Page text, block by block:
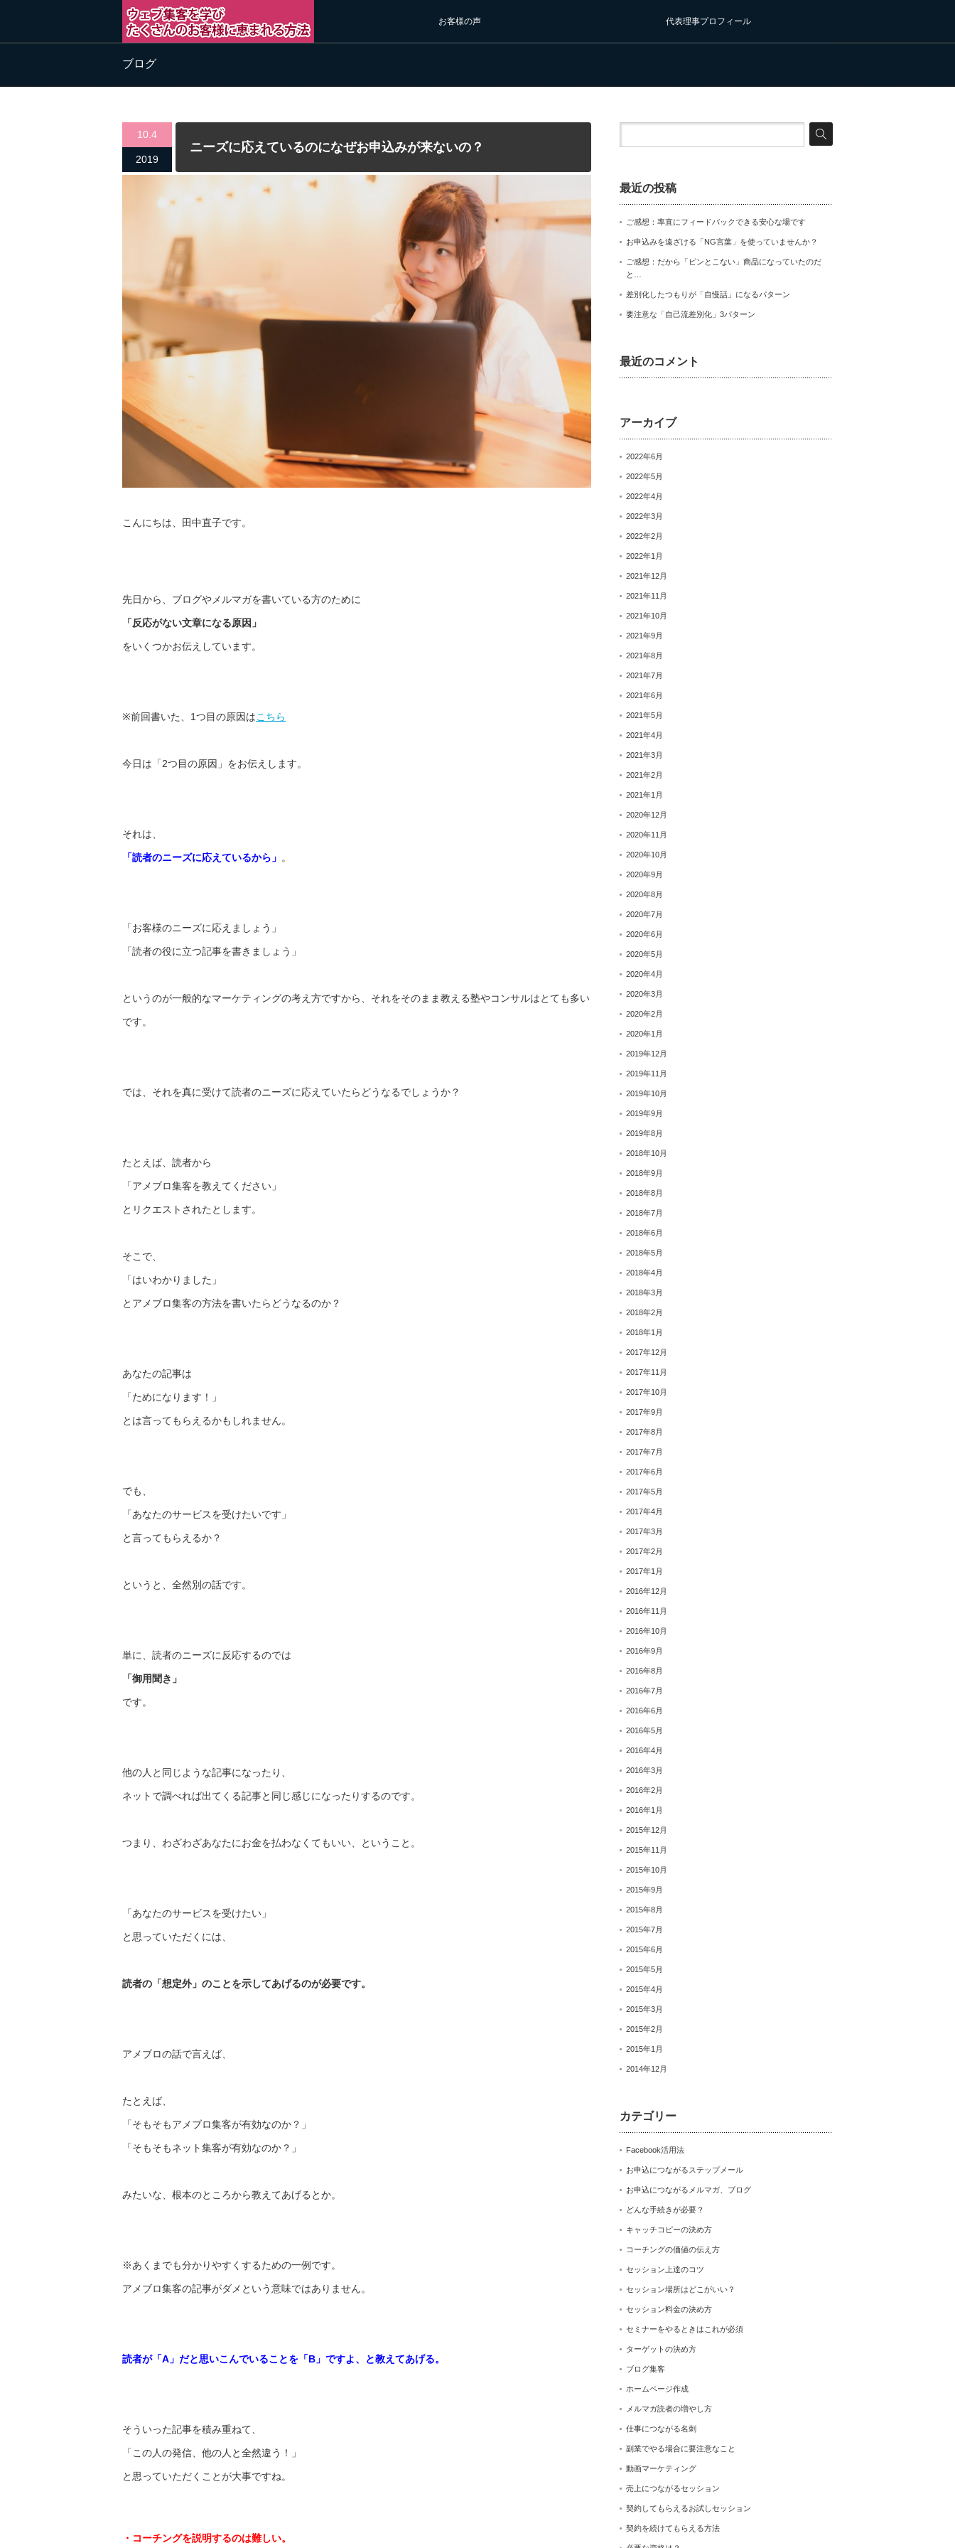
お客様の声 代表理事プロフィール
ブログ
10.4
2019
ニーズに応えているのになぜお申込みが来ないの？
こんにちは、田中直子です。
先日から、ブログやメルマガを書いている方のために
「反応がない文章になる原因」
をいくつかお伝えしています。
※前回書いた、1つ目の原因はこちら
今日は「2つ目の原因」をお伝えします。
それは、
「読者のニーズに応えているから」 。
「お客様のニーズに応えましょう」
「読者の役に立つ記事を書きましょう」
というのが一般的なマーケティングの考え方ですから、 それをそのまま教える塾やコンサルはとても多い
です。
では、 それを真に受けて読者のニーズに応えていたらどうなるでしょうか ？
たとえば、読者から
「アメブロ集客を教えてください」
とリクエストされたとします。
そこで、
「はいわかりました」
とアメブロ集客の方法を書いたらどうなるのか？
あなたの記事は
「ためになります！」
とは言ってもらえるかもしれません。
でも、
「あなたのサービスを受けたいです」
と言ってもらえるか？
というと、全然別の話です。
単に、読者のニーズに反応するのでは
「御用聞き」
です。
他の人と同じような記事になったり、
ネットで調べれば出てくる記事と同じ感じになったりするのです。
つまり、わざわざあなたにお金を払わなくてもいい、ということ。
「あなたのサービスを受けたい」
と思っていただくには、
読者の「想定外」のことを示してあげるのが必要です。
アメブロの話で言えば、
たとえば、
「そもそもアメブロ集客が有効なのか？」
「そもそもネット集客が有効なのか？」
みたいな、根本のところから教えてあげるとか。
※あくまでも分かりやすくするための一例です。
アメブロ集客の記事がダメという意味ではありません。
読者が「A」だと思いこんでいることを「B」ですよ、 と教えてあげる。
そういった記事を積み重ねて、
「この人の発信、他の人と全然違う！」
と思っていただくことが大事ですね。
・コーチングを説明するのは難しい。
最近の投稿
ご感想：率直にフィードバックできる安心な場です
お申込みを遠ざける「NG言葉」を使っていませんか？
ご感想：だから「ピンとこない」商品になっていたのだ
と…
差別化したつもりが「自慢話」になるパターン
要注意な「自己流差別化」3パターン
最近のコメント
アーカイブ
2022年6月
2022年5月
2022年4月
2022年3月
2022年2月
2022年1月
2021年12月
2021年11月
2021年10月
2021年9月
2021年8月
2021年7月
2021年6月
2021年5月
2021年4月
2021年3月
2021年2月
2021年1月
2020年12月
2020年11月
2020年10月
2020年9月
2020年8月
2020年7月
2020年6月
2020年5月
2020年4月
2020年3月
2020年2月
2020年1月
2019年12月
2019年11月
2019年10月
2019年9月
2019年8月
2018年10月
2018年9月
2018年8月
2018年7月
2018年6月
2018年5月
2018年4月
2018年3月
2018年2月
2018年1月
2017年12月
2017年11月
2017年10月
2017年9月
2017年8月
2017年7月
2017年6月
2017年5月
2017年4月
2017年3月
2017年2月
2017年1月
2016年12月
2016年11月
2016年10月
2016年9月
2016年8月
2016年7月
2016年6月
2016年5月
2016年4月
2016年3月
2016年2月
2016年1月
2015年12月
2015年11月
2015年10月
2015年9月
2015年8月
2015年7月
2015年6月
2015年5月
2015年4月
2015年3月
2015年2月
2015年1月
2014年12月
カテゴリー
Facebook活用法
お申込につながるステップメール
お申込につながるメルマガ、ブログ
どんな手続きが必要？
キャッチコピーの決め方
コーチングの価値の伝え方
セッション上達のコツ
セッション場所はどこがいい？
セッション料金の決め方
セミナーをやるときはこれが必須
ターゲットの決め方
ブログ集客
ホームページ作成
メルマガ読者の増やし方
仕事につながる名刺
副業でやる場合に要注意なこと
動画マーケティング
売上につながるセッション
契約してもらえるお試しセッション
契約を続けてもらえる方法